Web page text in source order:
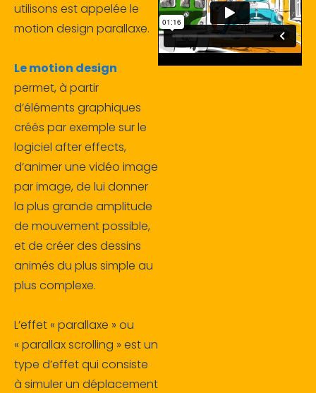
utilisons est appelée le
motion design parallaxe.
Le motion design
permet, à partir
d’éléments graphiques
créés par exemple sur le
logiciel after effects,
d’animer une vidéo image
par image, de lui donner
la plus grande amplitude
de mouvement possible,
et de créer des dessins
animés du plus simple au
plus complexe.
L’effet « parallaxe » ou
« parallax scrolling » est un
type d’effet qui consiste
à simuler un déplacement